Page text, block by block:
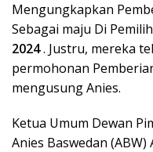
Mengungkapkan
Sebagai maju Di
2024. Justru, mereka
permohonan
mengusung Anies.
Ketua Umum Dewan
Anies Baswedan